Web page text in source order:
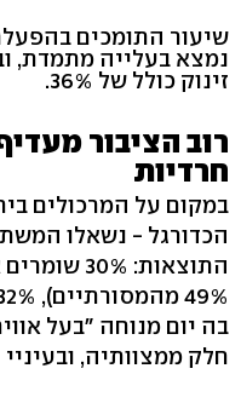
שיעור התומכים
זינוק כולל של 36%.
רוב הציבור
חרדיות
במקום על המרכולים
הכדורגל - נשאלו
התוצאות:
חלק ממצוותיה, ובעיניי 22% מדובר ב"יום חופש רגיל".